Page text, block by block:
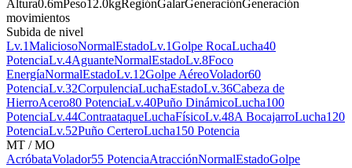
Altura0.6mPeso12.0kgRegiónGalarGeneraciónGeneración
movimientos
Subida de nivel
Lv.1MaliciosoNormalEstadoLv.1Golpe RocaLucha40
PotenciaLv.4AguanteNormalEstadoLv.8Foco
EnergíaNormalEstadoLv.12Golpe AéreoVolador60
PotenciaLv.32CorpulenciaLuchaEstadoLv.36Cabeza de
HierroAcero80 PotenciaLv.40Puño DinámicoLucha100
PotenciaLv.44ContraataqueLuchaFísicoLv.48A BocajarroLucha120
PotenciaLv.52Puño CerteroLucha150 Potencia
MT / MO
AcróbataVolador55 PotenciaAtracciónNormalEstadoGolpe